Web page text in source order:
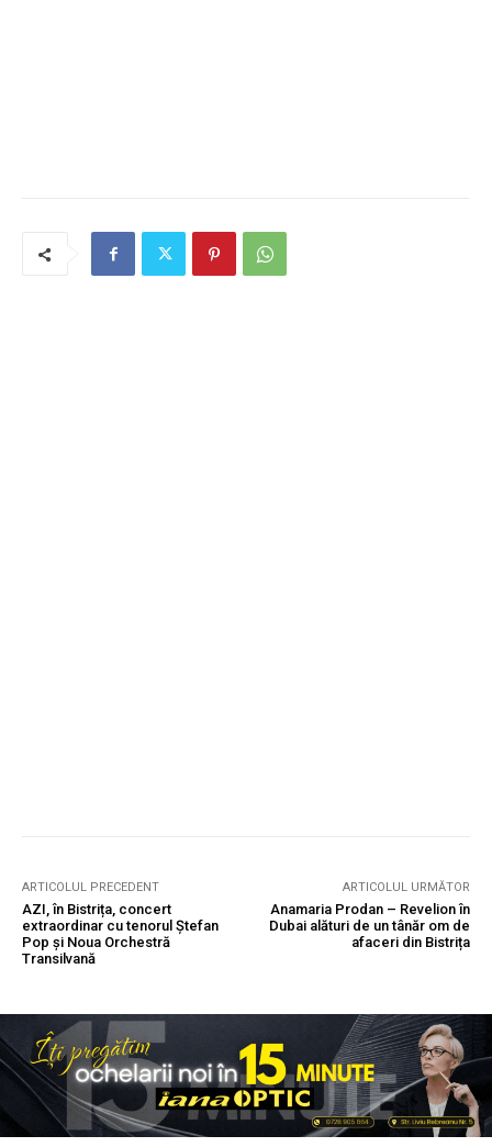
ARTICOLUL PRECEDENT
AZI, în Bistrița, concert
extraordinar cu tenorul Ștefan
Pop și Noua Orchestră
Transilvană
ARTICOLUL URMĂTOR
Anamaria Prodan – Revelion în
Dubai alături de un tânăr om de
afaceri din Bistrița